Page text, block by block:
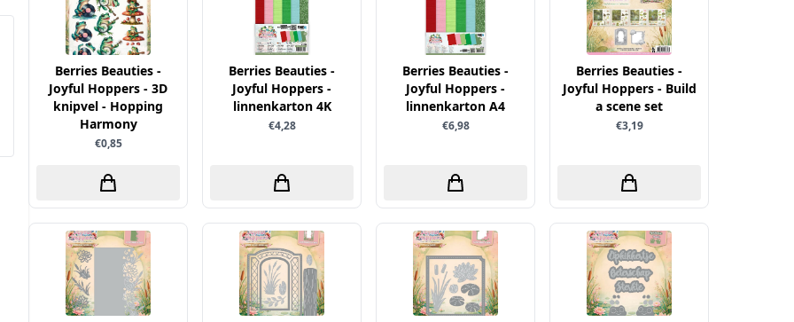
Berries Beauties -
Joyful Hoppers - 3D
knipvel - Hopping
Harmony
€0,85
Berries Beauties -
Joyful Hoppers -
linnenkarton 4K
€4,28
Berries Beauties -
Joyful Hoppers -
linnenkarton A4
€6,98
Berries Beauties -
Joyful Hoppers - Build
a scene set
€3,19